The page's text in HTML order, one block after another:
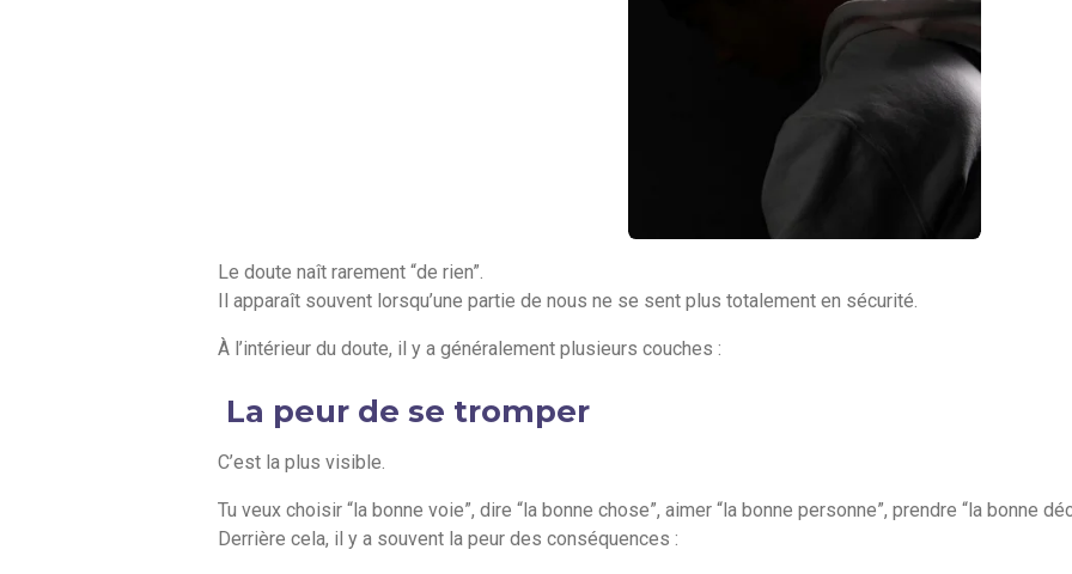
Le doute naît rarement “de rien”.
Il apparaît souvent lorsqu’une partie de nous ne se sent plus totalement en sécurité.
À l’intérieur du doute, il y a généralement plusieurs couches :
La peur de se tromper
C’est la plus visible.
Tu veux choisir “la bonne voie”, dire “la bonne chose”, aimer “la bonne personne”, prendre “la bonne
Derrière cela, il y a souvent la peur des conséquences :